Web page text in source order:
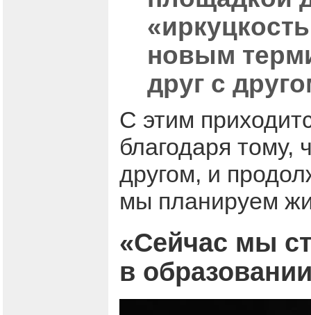
новым
друг с
С этим
благодаря тому,
другом, и
мы планируем
«Сейчас мы
в